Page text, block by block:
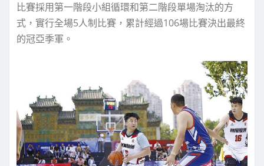
比賽採用第一階段小組循環和第二階段單場淘汰的方
式，實行全場5人制比賽，累計經過106場比賽決出最終
的冠亞季軍。